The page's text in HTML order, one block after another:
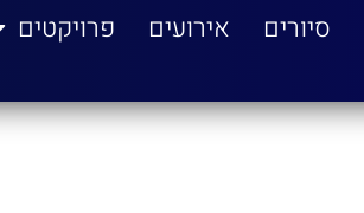
סיורים אירועים פרויקטים